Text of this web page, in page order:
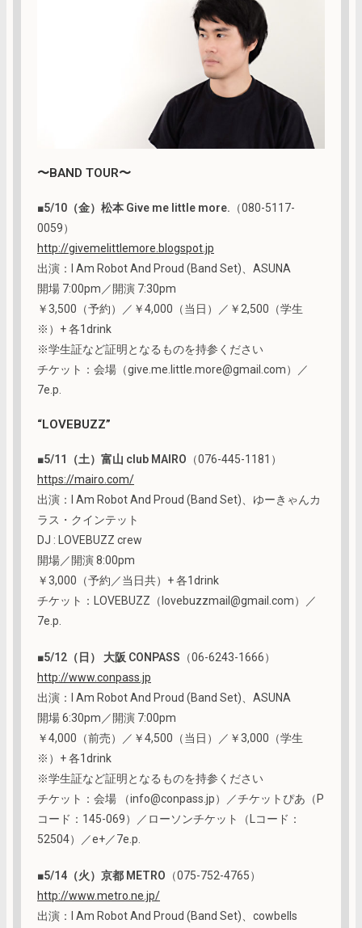
〜BAND TOUR〜
■5/10（金）松本 Give me little more. （080-5117-
0059）
http://givemelittlemore.blogspot.jp
出演：I Am Robot And Proud (Band Set)、ASUNA
開場 7:00pm／開演 7:30pm
￥3,500（予約）／￥4,000（当日）／￥2,500（学生
※）+ 各1drink
※学生証など証明となるものを持参ください
チケット：会場（give.me.little.more@gmail.com）／
7e.p.
“LOVEBUZZ”
■5/11（土）富山 club MAIRO （076-445-1181）
https://mairo.com/
出演：I Am Robot And Proud (Band Set)、ゆーきゃんカ
ラス・クインテット
DJ : LOVEBUZZ crew
開場／開演 8:00pm
￥3,000（予約／当日共）+ 各1drink
チケット：LOVEBUZZ（lovebuzzmail@gmail.com）／
7e.p.
■5/12（日） 大阪 CONPASS （06-6243-1666）
http://www.conpass.jp
出演：I Am Robot And Proud (Band Set)、ASUNA
開場 6:30pm／開演 7:00pm
￥4,000（前売）／￥4,500（当日）／￥3,000（学生
※）+ 各1drink
※学生証など証明となるものを持参ください
チケット：会場 （info@conpass.jp）／チケットぴあ（P
コード：145-069）／ローソンチケット（Lコード：
52504）／e+／7e.p.
■5/14（火）京都 METRO （075-752-4765）
http://www.metro.ne.jp/
出演：I Am Robot And Proud (Band Set)、cowbells